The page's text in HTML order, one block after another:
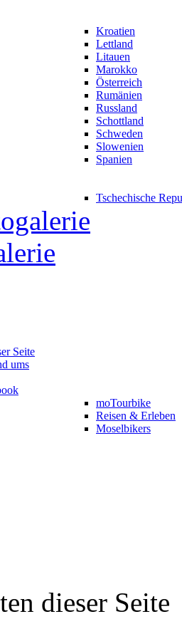
Kroatien
Lettland
Litauen
Marokko
Österreich
Rumänien
Russland
Schottland
Schweden
Slowenien
Spanien
Tschechische
Seite
ums
moTourbike
Reisen & Erleben
Moselbikers
dieser Seite